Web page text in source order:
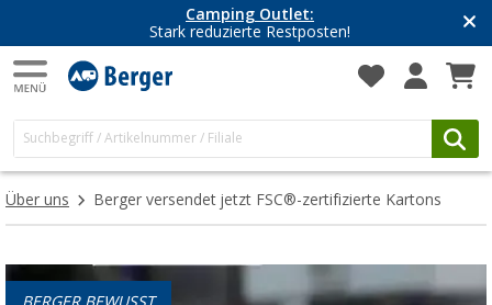
Camping Outlet:
Stark reduzierte Restposten!
Über uns Berger versendet jetzt FSC®-zertifizierte Kartons